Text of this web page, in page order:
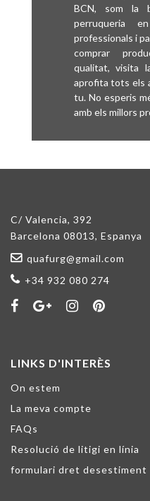
BCN, som la
perruqueria
professionals i
comprar
qualitat, visita
aprofita tots els
tu. No esperis
amb els millors
C/ Valencia, 392
Barcelona 08013, Espanya
quafurg@gmail.com
+34 932 080 274
LINKS D'INTERÈS
On estem
La meva compte
FAQs
Resolució de litigi en línia
formulari dret desestiment